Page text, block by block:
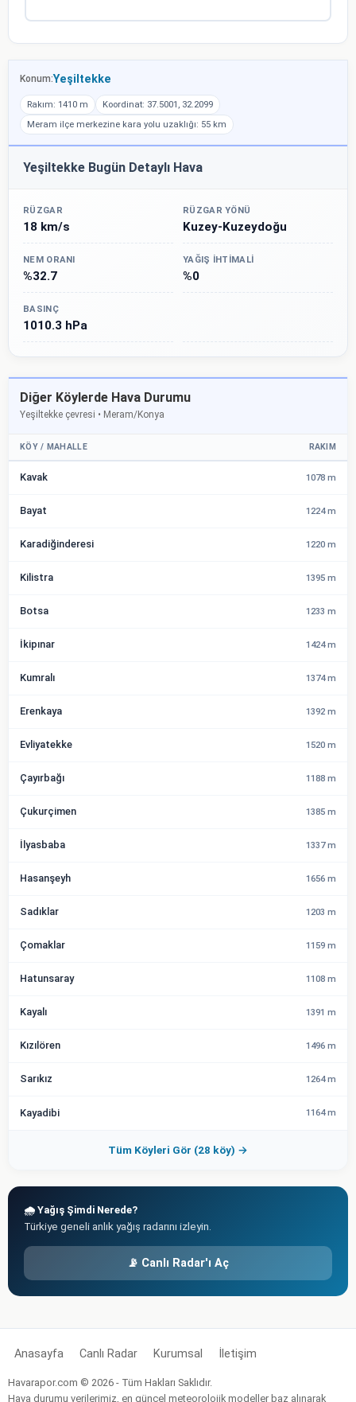
Konum:Yeşiltekke
Rakım: 1410 m
Koordinat: 37.5001, 32.2099
Meram ilçe merkezine kara yolu uzaklığı: 55 km
Yeşiltekke Bugün Detaylı Hava
RÜZGAR
18 km/s
RÜZGAR YÖNÜ
Kuzey-Kuzeydoğu
NEM ORANI
%32.7
YAĞIŞ İHTIMALI
%0
BASINÇ
1010.3 hPa
Diğer Köylerde Hava Durumu
Yeşiltekke çevresi • Meram/Konya
KÖY / MAHALLE RAKIM
Kavak 1078 m
Bayat 1224 m
Karadiğinderesi 1220 m
Kilistra 1395 m
Botsa 1233 m
İkipınar 1424 m
Kumralı 1374 m
Erenkaya 1392 m
Evliyatekke 1520 m
Çayırbağı 1188 m
Çukurçimen 1385 m
İlyasbaba 1337 m
Hasanşeyh 1656 m
Sadıklar 1203 m
Çomaklar 1159 m
Hatunsaray 1108 m
Kayalı 1391 m
Kızılören 1496 m
Sarıkız 1264 m
Kayadibi 1164 m
Tüm Köyleri Gör (28 köy) →
🌧️ Yağış Şimdi Nerede?
Türkiye geneli anlık yağış radarını izleyin.
📡 Canlı Radar'ı Aç
Anasayfa Canlı Radar Kurumsal İletişim
Havarapor.com © 2026 - Tüm Hakları Saklıdır.
Hava durumu verilerimiz, en güncel meteorolojik modeller baz alınarak